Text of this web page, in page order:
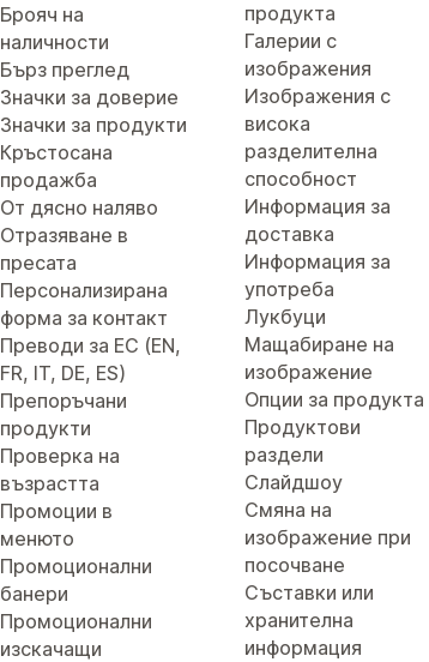
Брояч на
наличности
Бърз преглед
Значки за доверие
Значки за продукти
Кръстосана
продажба
От дясно наляво
Отразяване в
пресата
Персонализирана
форма за контакт
Преводи за ЕС (EN,
FR, IT, DE, ES)
Препоръчани
продукти
Проверка на
възрастта
Промоции в
менюто
Промоционални
банери
Промоционални
изскачащи
продукта
Галерии с
изображения
Изображения с
висока
разделителна
способност
Информация за
доставка
Информация за
употреба
Лукбуци
Мащабиране на
изображение
Опции за продукта
Продуктови
раздели
Слайдшоу
Смяна на
изображение при
посочване
Съставки или
хранителна
информация